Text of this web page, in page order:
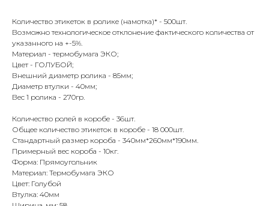
Количество этикеток в ролике (намотка)* - 500шт.
Возможно технологическое отклонение фактического количества от
указанного на +-5%.
Материал - термобумага ЭКО;
Цвет - ГОЛУБОЙ;
Внешний диаметр ролика - 85мм;
Диаметр втулки - 40мм;
Вес 1 ролика - 270гр.
Количество ролей в коробе - 36шт.
Общее количество этикеток в коробе - 18 000шт.
Стандартный размер короба - 340мм*260мм*190мм.
Примерный вес короба - 10кг.
Форма: Прямоугольник
Материал: Термобумага ЭКО
Цвет: Голубой
Втулка: 40мм